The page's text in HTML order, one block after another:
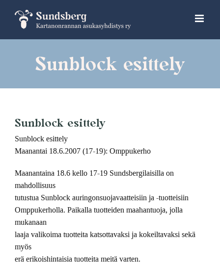
content
Sunblock esittely
Sunblock esittely
Sunblock esittely
Maanantai 18.6.2007 (17-19): Omppukerho
Maanantaina 18.6 kello 17-19 Sundsbergilaisilla on
mahdollisuus
tutustua Sunblock auringonsuojavaatteisiin ja -tuotteisiin
Omppukerholla. Paikalla tuotteiden maahantuoja, jolla
mukanaan
laaja valikoima tuotteita katsottavaksi ja kokeiltavaksi sekä
myös
erä erikoishintaisia tuotteita meitä varten.